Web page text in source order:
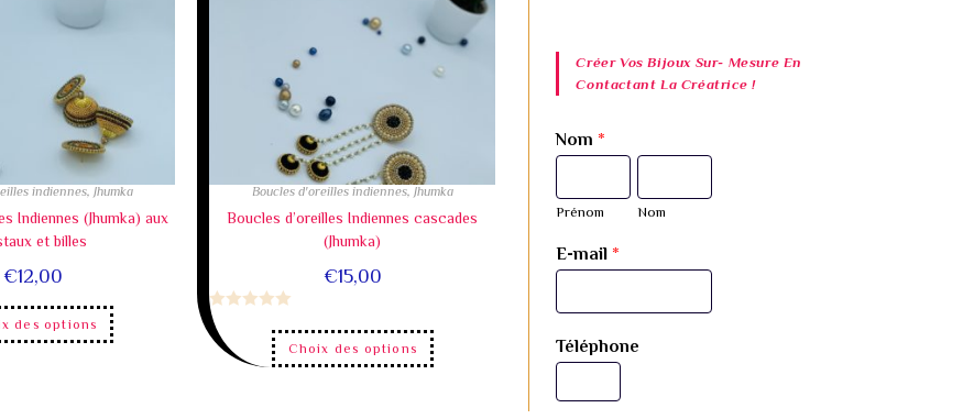
indiennes ,Jhumka
Indiennes (Jhumka) aux
et billes
€12,00
des options
Boucles d'oreilles indiennes, Jhumka
Boucles d’oreilles Indiennes cascades
(Jhumka)
€15,00
N
o
Choix des options
Créer Vos Bijoux Sur- Mesure En
Contactant La Créatrice !
Nom *
Prénom Nom
E-mail *
Téléphone